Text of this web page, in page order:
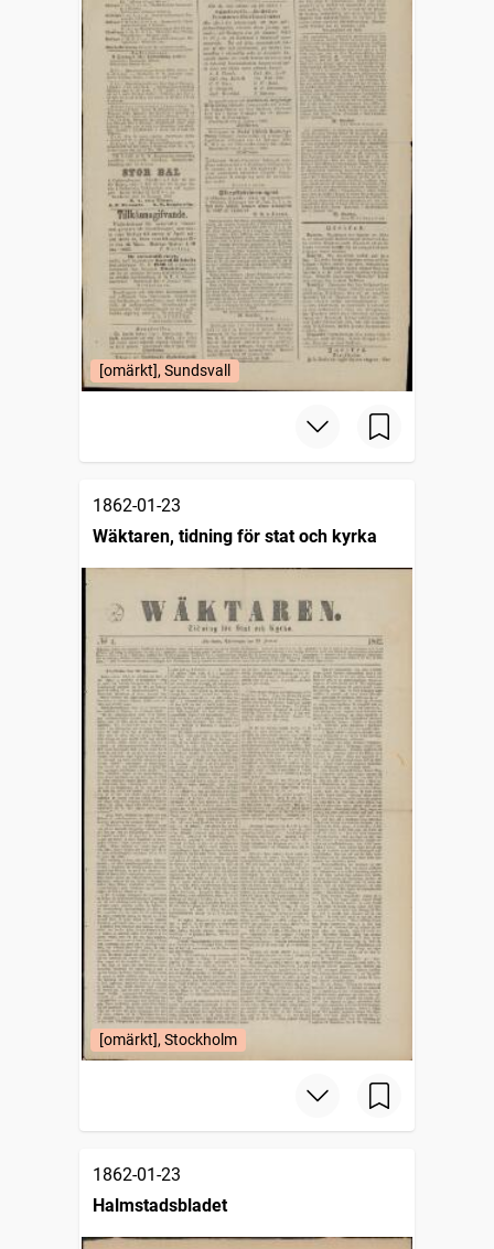
[omärkt], Sundsvall
1862-01-23
Wäktaren, tidning för stat och kyrka
[omärkt], Stockholm
1862-01-23
Halmstadsbladet